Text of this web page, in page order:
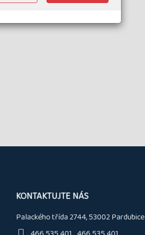
KONTAKTUJTE NÁS
Palackého třída 2744, 53002 Pardubice